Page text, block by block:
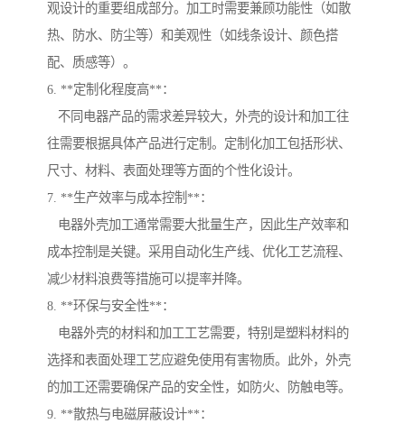
观设计的重要组成部分。加工时需要兼顾功能性（如散
热、防水、防尘等）和美观性（如线条设计、颜色搭
配、质感等）。
6. **定制化程度高**：
不同电器产品的需求差异较大，外壳的设计和加工往
往需要根据具体产品进行定制。定制化加工包括形状、
尺寸、材料、表面处理等方面的个性化设计。
7. **生产效率与成本控制**：
电器外壳加工通常需要大批量生产，因此生产效率和
成本控制是关键。采用自动化生产线、优化工艺流程、
减少材料浪费等措施可以提率并降。
8. **环保与安全性**：
电器外壳的材料和加工工艺需要，特别是塑料材料的
选择和表面处理工艺应避免使用有害物质。此外，外壳
的加工还需要确保产品的安全性，如防火、防触电等。
9. **散热与电磁屏蔽设计**：